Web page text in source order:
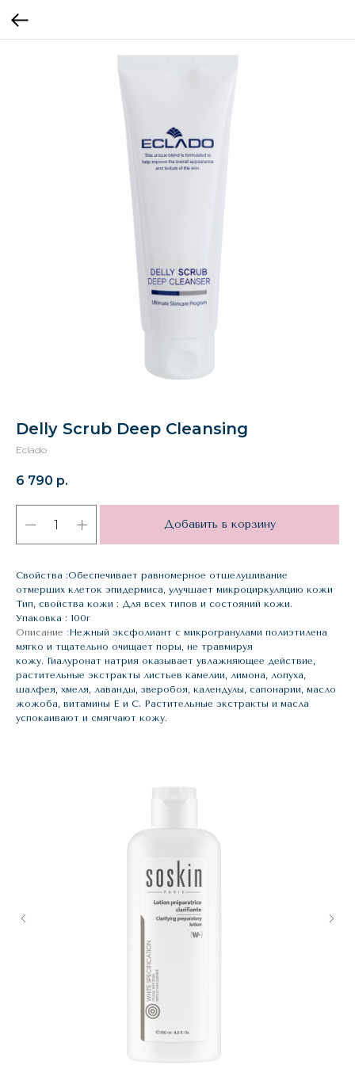
Delly Scrub Deep Cleansing
Eclado
6 790 р.
Добавить в корзину
Свойства :Обеспечивает равномерное отшелушивание
отмерших клеток эпидермиса, улучшает микроциркуляцию кожи
Тип, свойства кожи : Для всех типов и состояний кожи.
Упаковка : 100г
Описание :Нежный эксфолиант с микрогранулами полиэтилена
мягко и тщательно очищает поры, не травмируя
кожу. Гиалуронат натрия оказывает увлажняющее действие,
растительные экстракты листьев камелии, лимона, лопуха,
шалфея, хмеля, лаванды, зверобоя, календулы, сапонарии, масло
жожоба, витамины Е и С. Растительные экстракты и масла
успокаивают и смягчают кожу.